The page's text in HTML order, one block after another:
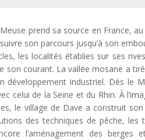
prend sa source en France,
son parcours jusqu’à son
les localités établies sur ses
son courant. La vallée mosane a
développement industriel. Dès le
celui de la Seine et du Rhin. À
le village de Dave a construit
des techniques de pêche, les
l’aménagement des berges